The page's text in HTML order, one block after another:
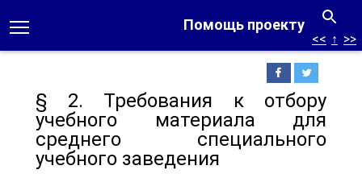
Помощь проекту
<< ↑ >>
§ 2. Требования к отбору
учебного материала для
среднего специального
учебного заведения